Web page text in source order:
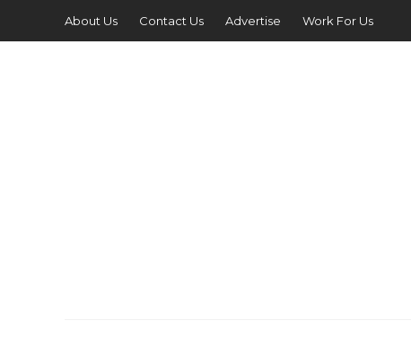
About Us Contact Us Advertise Work For Us